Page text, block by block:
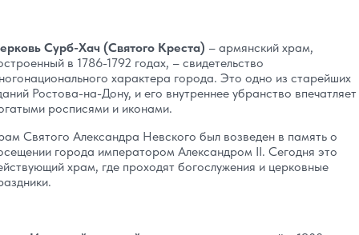
Сурб-Хач (Святого Креста) – армянский храм,
в 1786-1792 годах, – свидетельство
характера города. Это одно из старейших
Ростова-на-Дону, и его внутреннее убранство впечатляет
росписями и иконами.
Святого Александра Невского был возведен в память о
города императором Александром II. Сегодня это
храм, где проходят богослужения и церковные